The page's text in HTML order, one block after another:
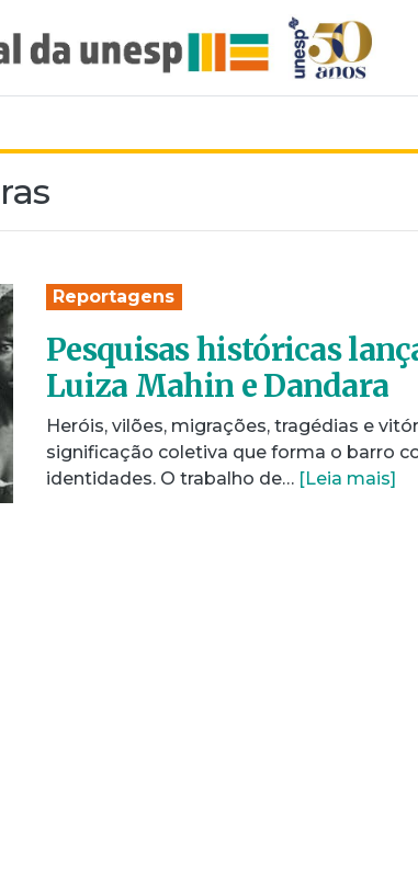
Reportagens
Pesquisas históricas
Luiza Mahin e Dandara
Heróis, vilões, migrações, tragédias e
significação coletiva que forma o barro
identidades. O trabalho de… [Leia mais]